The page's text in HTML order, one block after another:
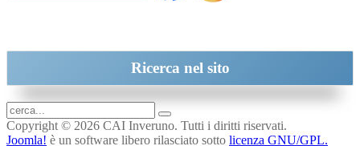
Ricerca nel sito
Copyright © 2026 CAI Inveruno. Tutti i diritti riservati.
Joomla! è un software libero rilasciato sotto licenza GNU/GPL.